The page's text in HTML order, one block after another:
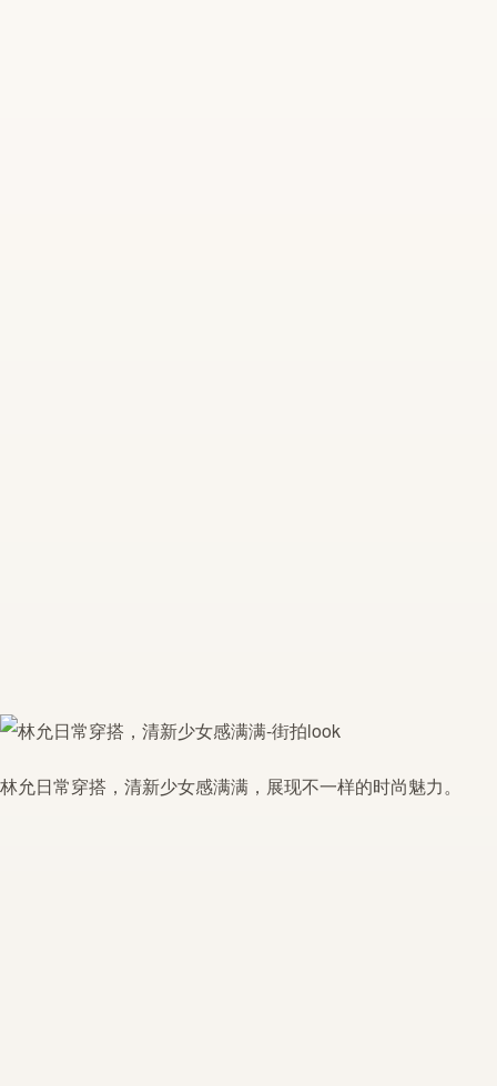
林允日常穿搭，清新少女感满满，展现不一样的时尚魅力。